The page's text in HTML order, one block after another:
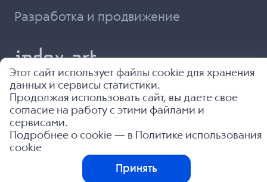
Разработка и продвижение
Этот сайт использует файлы cookie для хранения
данных и сервисы статистики.
Продолжая использовать сайт, вы даете свое
согласие на работу с этими файлами и
сервисами.
Подробнее о cookie — в
Политике использования
cookie
Принять